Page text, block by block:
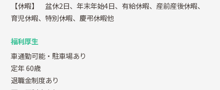
【休暇】 盆休2日、年末年始4日、有給休暇、産前産後休暇、
育児休暇、特別休暇、慶弔休暇他
福利厚生
車通勤可能・駐車場あり
定年 60歳
退職金制度あり